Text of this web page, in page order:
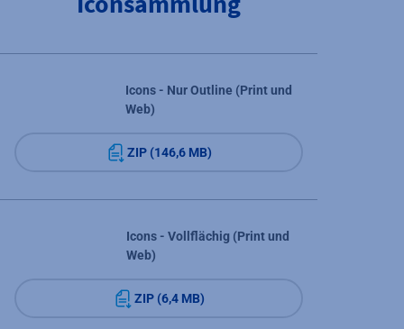
Icons - Nur Outline (Print und
Web)
ZIP (146,6 MB)
Icons - Vollflächig (Print und
Web)
ZIP (6,4 MB)